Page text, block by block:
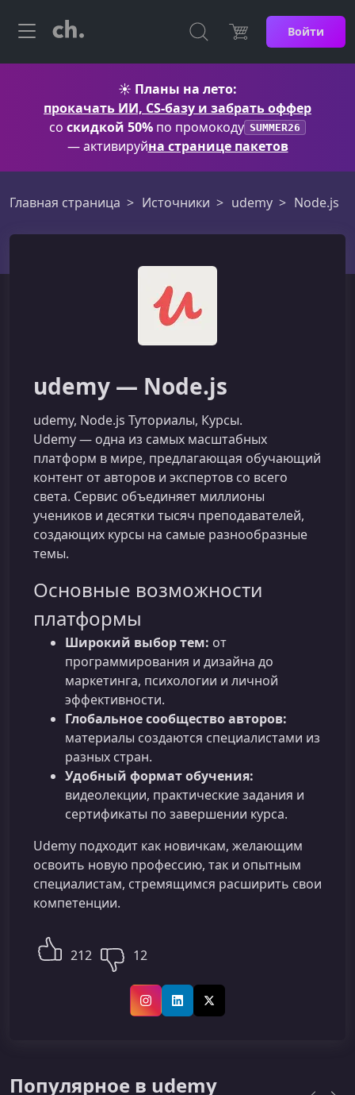
Войти
☀️ Планы на лето:
прокачать ИИ, CS-базу и забрать оффер
со скидкой 50% по промокоду SUMMER26
— активируйна странице пакетов
Главная страница Источники udemy Node.js
udemy — Node.js
udemy, Node.js Туториалы, Курсы.
Udemy — одна из самых масштабных
платформ в мире, предлагающая обучающий
контент от авторов и экспертов со всего
света. Сервис объединяет миллионы
учеников и десятки тысяч преподавателей,
создающих курсы на самые разнообразные
темы.
Основные возможности
платформы
Широкий выбор тем: от
программирования и дизайна до
маркетинга, психологии и личной
эффективности.
Глобальное сообщество авторов:
материалы создаются специалистами из
разных стран.
Удобный формат обучения:
видеолекции, практические задания и
сертификаты по завершении курса.
Udemy подходит как новичкам, желающим
освоить новую профессию, так и опытным
специалистам, стремящимся расширить свои
компетенции.
212 12
InstagramLinkedInX (Twitter)
Популярное в udemy